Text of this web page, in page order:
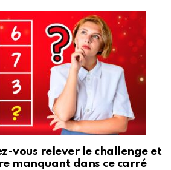
vous relever le challenge et
manquant dans ce carré